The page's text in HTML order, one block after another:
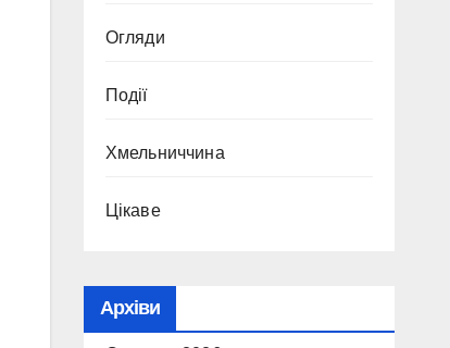
Огляди
Події
Хмельниччина
Цікаве
Архіви